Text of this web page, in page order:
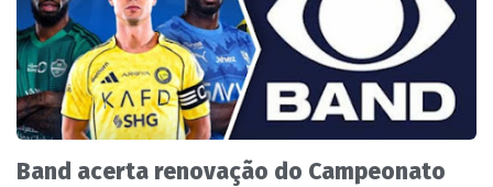
Band acerta renovação do Campeonato